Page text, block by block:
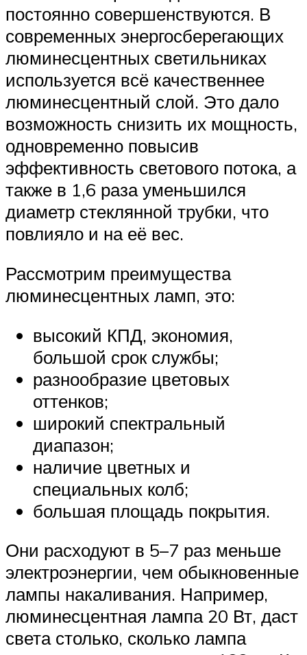
постоянно совершенствуются. В
современных энергосберегающих
люминесцентных светильниках
используется всё качественнее
люминесцентный слой. Это дало
возможность снизить их мощность,
одновременно повысив
эффективность светового потока, а
также в 1,6 раза уменьшился
диаметр стеклянной трубки, что
повлияло и на её вес.
Рассмотрим преимущества
люминесцентных ламп, это:
высокий КПД, экономия,
большой срок службы;
разнообразие цветовых
оттенков;
широкий спектральный
диапазон;
наличие цветных и
специальных колб;
большая площадь покрытия.
Они расходуют в 5–7 раз меньше
электроэнергии, чем обыкновенные
лампы накаливания. Например,
люминесцентная лампа 20 Вт, даст
света столько, сколько лампа